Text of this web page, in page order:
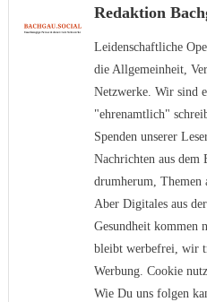
Redaktion
Leidenschaftliche
die Allgemeinheit,
Netzwerke. Wir sind
"ehrenamtlich"
Spenden unserer
Nachrichten aus dem
drumherum, Themen
Aber Digitales aus
Gesundheit kommen
bleibt werbefrei, wir
Werbung. Cookie
Wie Du uns folgen